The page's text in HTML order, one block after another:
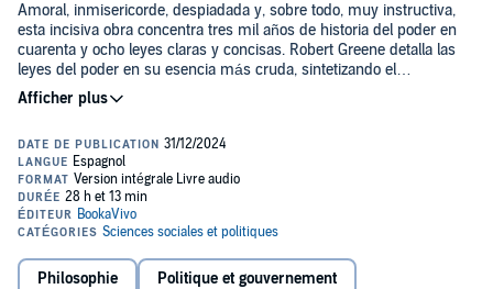
Amoral, inmisericorde, despiadada y, sobre todo, muy instructiva,
esta incisiva obra concentra tres mil años de historia del poder en
cuarenta y ocho leyes claras y concisas. Robert Greene detalla las
leyes del poder en su esencia más cruda, sintetizando el
pensamiento de Maquiavelo, Sun Tzu, Carl von Clausewitz y otros
grandes teóricos y estrategas. Algunas leyes sugieren la prudencia
3: disimule sus intenciones”); otras más, una total falta de piedad
(“Ley n° 15: aplaste por completo a su enemigo”).
©2019 Robert Greene (P)2024 Bookavivo
Philosophie Politique et gouvernement